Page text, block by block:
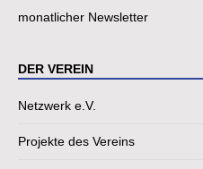
monatlicher Newsletter
DER VEREIN
Netzwerk e.V.
Projekte des Vereins